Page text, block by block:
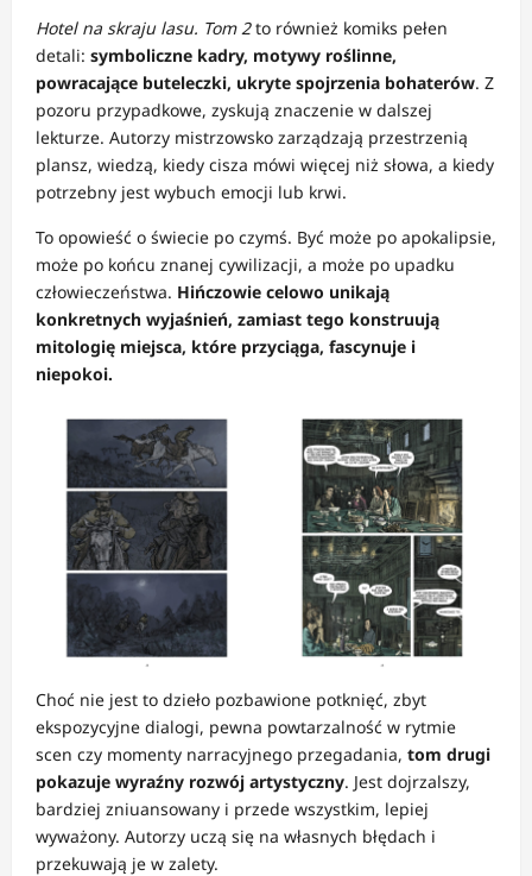
Hotel na skraju lasu. Tom 2to również komiks pełen
detali: symboliczne kadry, motywy roślinne,
powracające buteleczki, ukryte spojrzenia bohaterów. Z
pozoru przypadkowe, zyskują znaczenie w dalszej
lekturze. Autorzy mistrzowsko zarządzają przestrzenią
plansz, wiedzą, kiedy cisza mówi więcej niż słowa, a kiedy
potrzebny jest wybuch emocji lub krwi.
To opowieść o świecie po czymś. Być może po apokalipsie,
może po końcu znanej cywilizacji, a może po upadku
człowieczeństwa. Hińczowie celowo unikają
konkretnych wyjaśnień, zamiast tego konstruują
mitologię miejsca, które przyciąga, fascynuje i
niepokoi.
Choć nie jest to dzieło pozbawione potknięć, zbyt
ekspozycyjne dialogi, pewna powtarzalność w rytmie
scen czy momenty narracyjnego przegadania, tom drugi
pokazuje wyraźny rozwój artystyczny. Jest dojrzalszy,
bardziej zniuansowany i przede wszystkim, lepiej
wyważony. Autorzy uczą się na własnych błędach i
przekuwają je w zalety.